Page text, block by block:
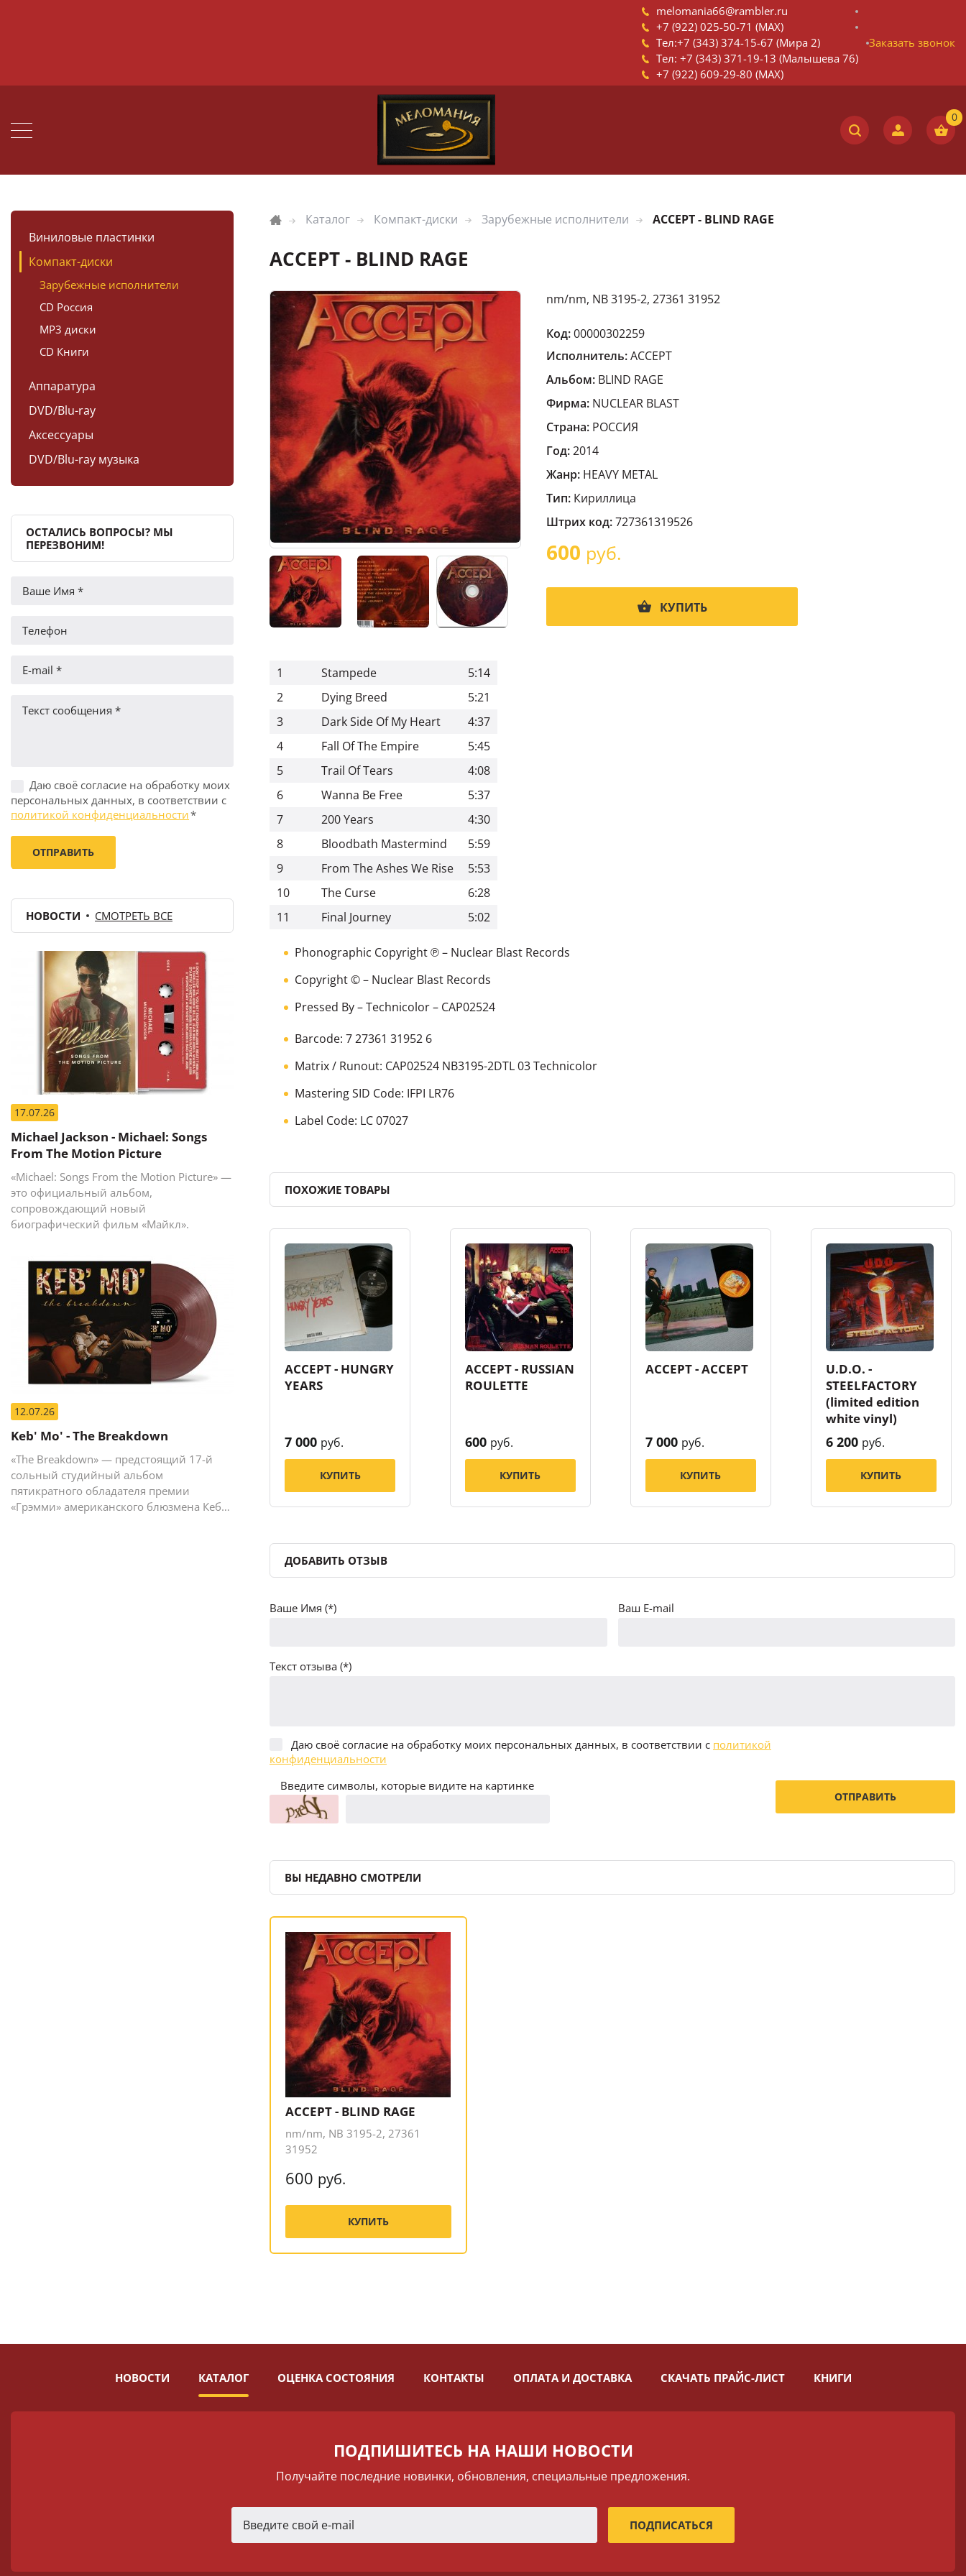
melomania66@rambler.ru
+7 (922) 025-50-71 (MAX)
Тел:+7 (343) 374-15-67 (Мира 2)
Тел: +7 (343) 371-19-13 (Малышева 76)
+7 (922) 609-29-80 (MAX)
Заказать звонок
Виниловые пластинки
Компакт-диски
Зарубежные исполнители
CD Россия
MP3 диски
CD Книги
Аппаратура
DVD/Blu-ray
Аксессуары
DVD/Blu-ray музыка
ОСТАЛИСЬ ВОПРОСЫ? МЫ
ПЕРЕЗВОНИМ!
Даю своё согласие на обработку моих
персональных данных, в соответствии с
политикой конфиденциальности*
НОВОСТИ СМОТРЕТЬ ВСЕ
17.07.26
Michael Jackson - Michael: Songs
From The Motion Picture
«Michael: Songs From the Motion Picture» —
это официальный альбом,
сопровождающий новый
биографический фильм «Майкл».
12.07.26
Keb' Mo' - The Breakdown
«The Breakdown» — предстоящий 17-й
сольный студийный альбом
пятикратного обладателя премии
«Грэмми» американского блюзмена Кеба
Каталог Компакт-диски Зарубежные исполнители ACCEPT - BLIND RAGE
ACCEPT - BLIND RAGE
nm/nm, NB 3195-2, 27361 31952
Код:00000302259
Исполнитель:ACCEPT
Альбом: BLIND RAGE
Фирма: NUCLEAR BLAST
Страна: РОССИЯ
Год:2014
Жанр: HEAVY METAL
Тип: Кириллица
Штрих код:727361319526
600 руб.
КУПИТЬ
1 Stampede
5:14
2
Dying Breed
5:21
3
Dark Side Of My Heart
4:37
4
Fall Of The Empire
5:45
5
Trail Of Tears
4:08
6
Wanna Be Free
5:37
7
200 Years
4:30
8
Bloodbath Mastermind
5:59
9
From The Ashes We Rise
5:53
10
The Curse
6:28
11
Final Journey 5:02
Phonographic Copyright ℗– Nuclear Blast Records
Copyright ©– Nuclear Blast Records
Pressed By–Technicolor– CAP02524
Barcode: 7 27361 31952 6
Matrix / Runout: CAP02524 NB3195-2DTL 03 Technicolor
Mastering SID Code: IFPI LR76
Label Code: LC 07027
ПОХОЖИЕ ТОВАРЫ
ACCEPT - HUNGRY
YEARS
7 000 руб.
КУПИТЬ
ACCEPT - RUSSIAN
ROULETTE
600 руб.
КУПИТЬ
ACCEPT - ACCEPT
7 000 руб.
КУПИТЬ
U.D.O. -
STEELFACTORY
(limited edition
white vinyl)
6 200 руб.
КУПИТЬ
ДОБАВИТЬ ОТЗЫВ
Ваше Имя (*) Ваш E-mail
Текст отзыва (*)
Даю своё согласие на обработку моих персональных данных, в соответствии с политикой
конфиденциальности
Введите символы, которые видите на картинке
ВЫ НЕДАВНО СМОТРЕЛИ
ACCEPT - BLIND RAGE
nm/nm, NB 3195-2, 27361
31952
600 руб.
КУПИТЬ
НОВОСТИ КАТАЛОГ ОЦЕНКА СОСТОЯНИЯ КОНТАКТЫ ОПЛАТА И ДОСТАВКА СКАЧАТЬ ПРАЙС-ЛИСТ КНИГИ
ПОДПИШИТЕСЬ НА НАШИ НОВОСТИ
Получайте последние новинки, обновления, специальные предложения.